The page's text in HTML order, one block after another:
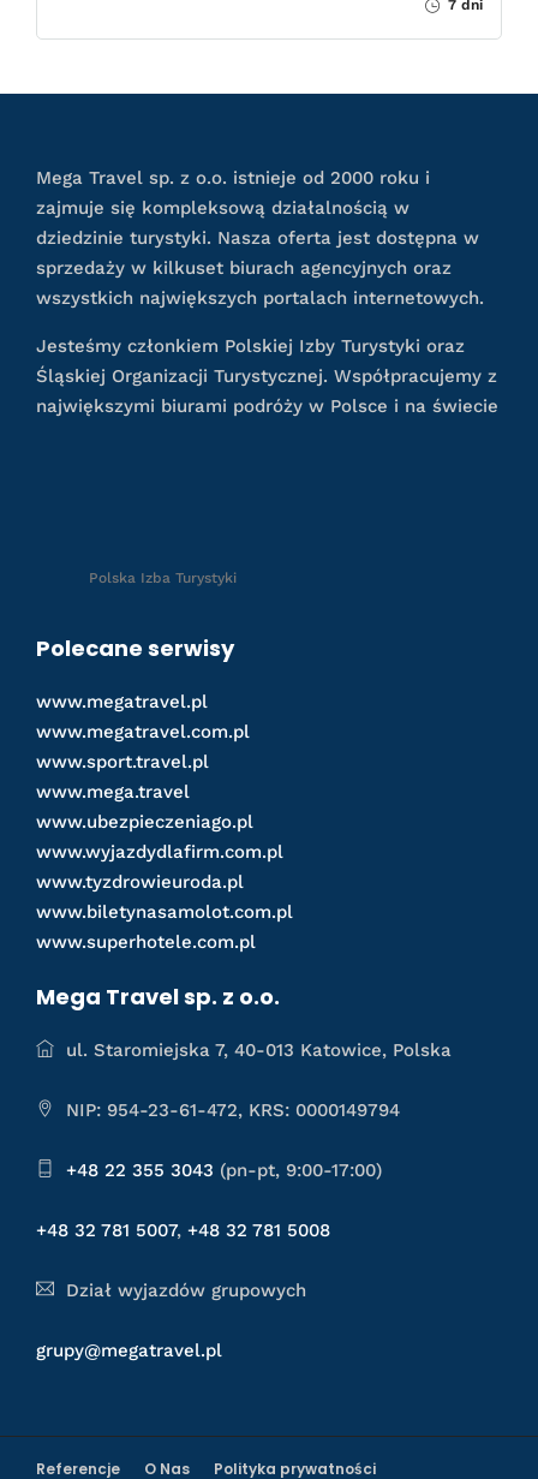
7 dni
Mega Travel sp. z o.o. istnieje od 2000 roku i
zajmuje się kompleksową działalnością w
dziedzinie turystyki. Nasza oferta jest dostępna w
sprzedaży w kilkuset biurach agencyjnych oraz
wszystkich największych portalach internetowych.
Jesteśmy członkiem Polskiej Izby Turystyki oraz
Śląskiej Organizacji Turystycznej. Współpracujemy z
największymi biurami podróży w Polsce i na świecie
Polska Izba Turystyki
Polecane serwisy
www.megatravel.pl
www.megatravel.com.pl
www.sport.travel.pl
www.mega.travel
www.ubezpieczeniago.pl
www.wyjazdydlafirm.com.pl
www.tyzdrowieuroda.pl
www.biletynasamolot.com.pl
www.superhotele.com.pl
Mega Travel sp. z o.o.
ul. Staromiejska 7, 40-013 Katowice, Polska
NIP: 954-23-61-472, KRS: 0000149794
+48 22 355 3043 (pn-pt, 9:00-17:00)
+48 32 781 5007, +48 32 781 5008
Dział wyjazdów grupowych
grupy@megatravel.pl
Referencje O Nas Polityka prywatności